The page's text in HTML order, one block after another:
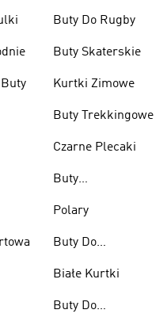
Buty Do Rugby
Buty Skaterskie
Kurtki Zimowe
Buty Trekkingowe
Czarne Plecaki
Buty
Polary
Buty Do
Ciężarów
Białe Kurtki
Buty Do